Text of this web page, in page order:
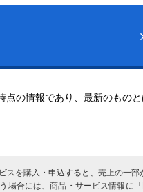
の情報であり、最新のもの
スを購入・申込すると、売上の一
場合には、商品・サービス情報